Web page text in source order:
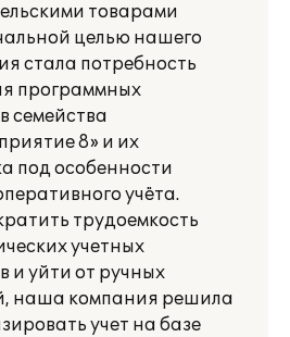
товарами
целью нашего
стала потребность
программных
семейства
8» и их
под особенности
учёта.
трудоемкость
учетных
и уйти от ручных
наша компания решила
учет на базе